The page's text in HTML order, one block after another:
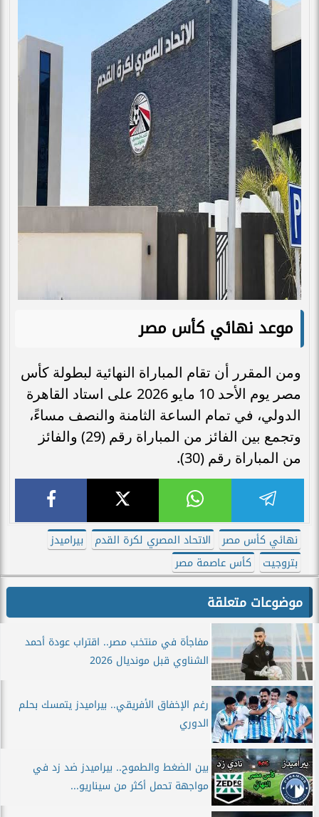
موعد نهائي كأس مصر
ومن المقرر أن تقام المباراة النهائية لبطولة كأس
مصر يوم الأحد 10 مايو 2026 على استاد القاهرة
الدولي، في تمام الساعة الثامنة والنصف مساءً،
وتجمع بين الفائز من المباراة رقم (29) والفائز
من المباراة رقم (30).
نهائي كأس مصر الاتحاد المصري لكرة القدم
بيراميدز
بتروجيت
كأس عاصمة مصر
موضوعات متعلقة
مفاجأة في منتخب مصر.. اقتراب عودة أحمد
الشناوي قبل مونديال 2026
رغم الإخفاق الأفريقي.. بيراميدز يتمسك بحلم
الدوري
بين الضغط والطموح.. بيراميدز ضد زد في
مواجهة تحمل أكثر من سيناريو...